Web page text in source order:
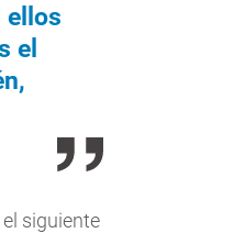
ellos
el
siguiente